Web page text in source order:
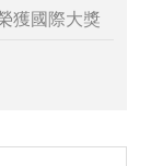
獲國際大獎